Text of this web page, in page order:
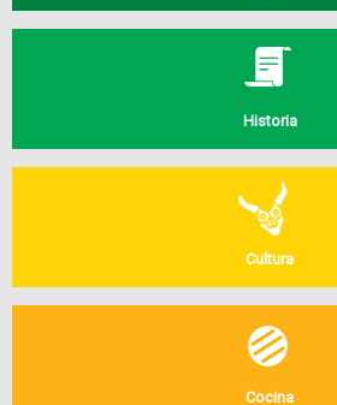
Historia
Cultura
Cocina